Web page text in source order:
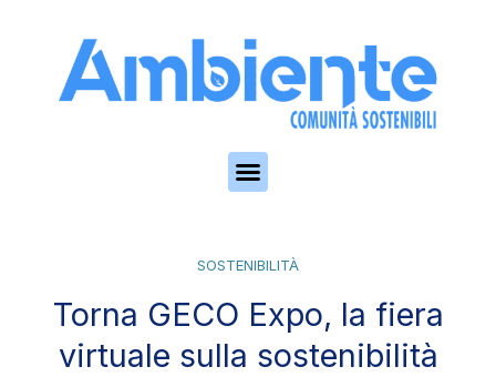
SOSTENIBILITÀ
Torna GECO Expo, la fiera
virtuale sulla sostenibilità